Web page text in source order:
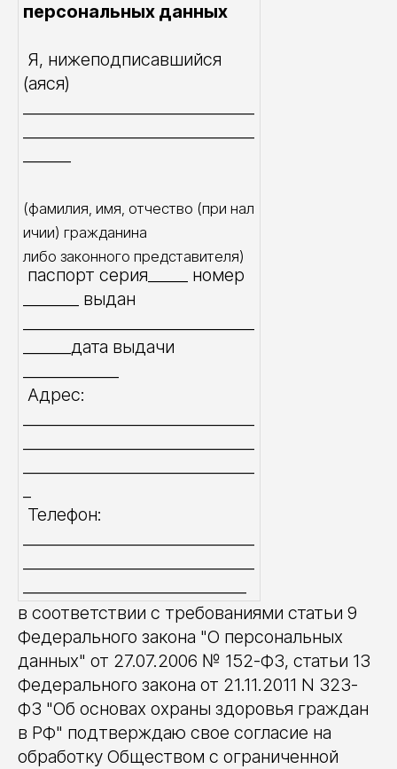
персональных данных
Я, нижеподписавшийся
(аяся)
(фамилия, имя, отчество (при нал
ичии) гражданина
либо законного представителя)
паспорт серия_____ номер
_______ выдан
______дата выдачи
Адрес:
Телефон:
в соответствии с требованиями статьи 9
Федерального закона "О персональных
данных" от 27.07.2006 № 152-ФЗ, статьи 13
Федерального закона от 21.11.2011 N 323-
ФЗ "Об основах охраны здоровья граждан
в РФ" подтверждаю свое согласие на
обработку Обществом с ограниченной